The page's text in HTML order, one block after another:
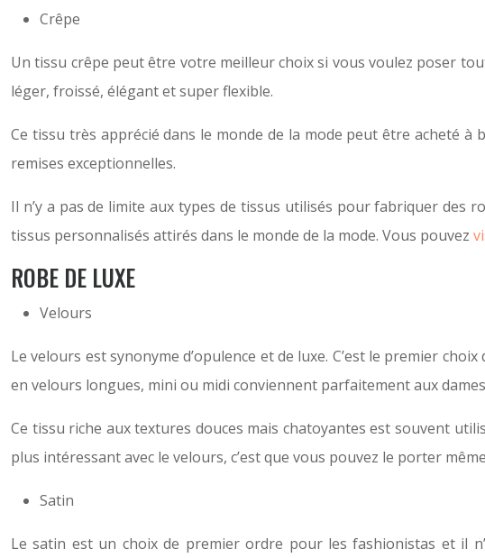
Crêpe
Un tissu crêpe peut être votre meilleur choix si vous voulez poser
léger, froissé, élégant et super flexible.
Ce tissu très apprécié dans le monde de la mode peut être acheté
remises exceptionnelles.
Il n’y a pas de limite aux types de tissus utilisés pour fabriquer des
tissus personnalisés attirés dans le monde de la mode. Vous pouvez
ROBE DE LUXE
Velours
Le velours est synonyme d’opulence et de luxe. C’est le premier
en velours longues, mini ou midi conviennent parfaitement aux
Ce tissu riche aux textures douces mais chatoyantes est souvent
plus intéressant avec le velours, c’est que vous pouvez le porter
Satin
Le satin est un choix de premier ordre pour les fashionistas et il